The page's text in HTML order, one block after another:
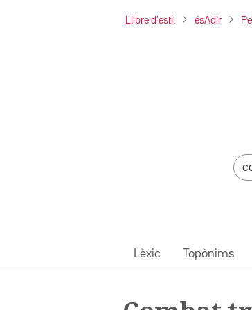
Llibre d'estil ésAdir
Lèxic Topònims